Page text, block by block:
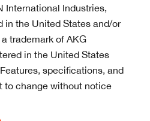
International Industries,
in the United States and/or
trademark of AKG
in the United States
specifications, and
to change without notice